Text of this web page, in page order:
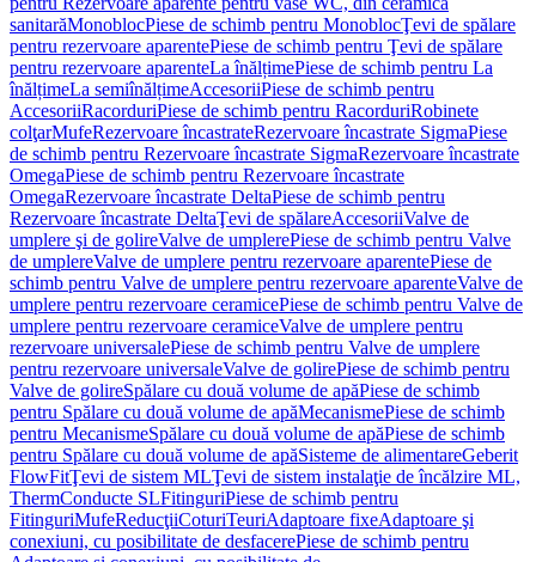
sanitarăMonoblocPiese de schimb pentru MonoblocŢevi de spălare
pentru rezervoare aparentePiese de schimb pentru Ţevi de spălare
pentru rezervoare aparenteLa înălțimePiese de schimb pentru La
înălțimeLa semiînălțimeAccesoriiPiese de schimb pentru
AccesoriiRacorduriPiese de schimb pentru RacorduriRobinete
colţarMufeRezervoare încastrateRezervoare încastrate SigmaPiese
de schimb pentru Rezervoare încastrate SigmaRezervoare încastrate
OmegaPiese de schimb pentru Rezervoare încastrate
OmegaRezervoare încastrate DeltaPiese de schimb pentru
Rezervoare încastrate DeltaŢevi de spălareAccesoriiValve de
umplere şi de golireValve de umplerePiese de schimb pentru Valve
de umplereValve de umplere pentru rezervoare aparentePiese de
schimb pentru Valve de umplere pentru rezervoare aparenteValve de
umplere pentru rezervoare ceramicePiese de schimb pentru Valve de
umplere pentru rezervoare ceramiceValve de umplere pentru
rezervoare universalePiese de schimb pentru Valve de umplere
pentru rezervoare universaleValve de golirePiese de schimb pentru
Valve de golireSpălare cu două volume de apăPiese de schimb
pentru Spălare cu două volume de apăMecanismePiese de schimb
pentru MecanismeSpălare cu două volume de apăPiese de schimb
pentru Spălare cu două volume de apăSisteme de alimentareGeberit
FlowFitŢevi de sistem MLŢevi de sistem instalaţie de încălzire ML,
ThermConducte SLFitinguriPiese de schimb pentru
FitinguriMufeReducţiiCoturiTeuriAdaptoare fixeAdaptoare şi
conexiuni, cu posibilitate de desfacerePiese de schimb pentru